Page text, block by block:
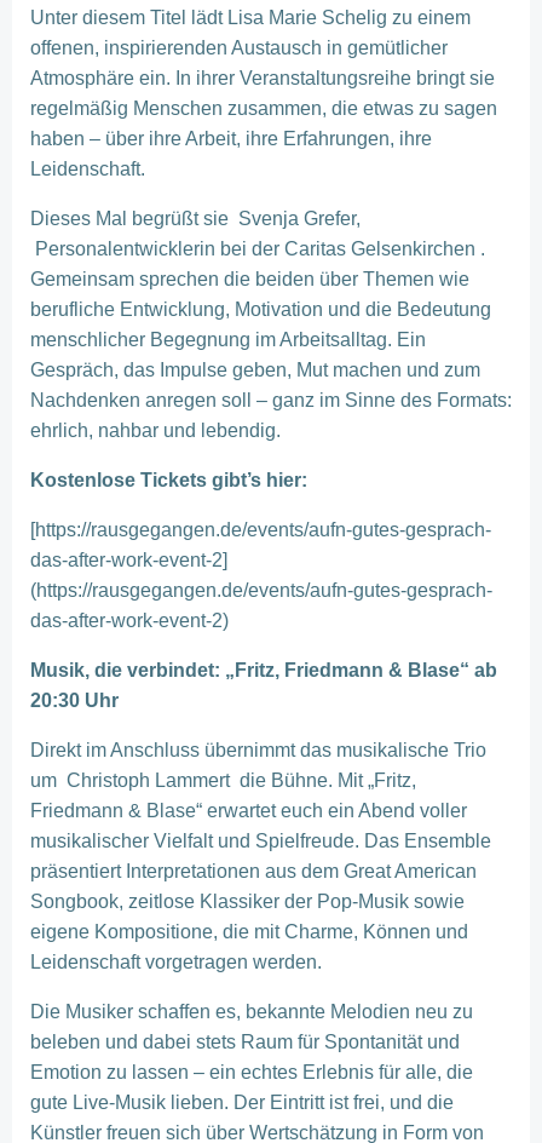
Unter diesem Titel lädt Lisa Marie Schelig zu einem
offenen, inspirierenden Austausch in gemütlicher
Atmosphäre ein. In ihrer Veranstaltungsreihe bringt sie
regelmäßig Menschen zusammen, die etwas zu sagen
haben – über ihre Arbeit, ihre Erfahrungen, ihre
Leidenschaft.
Dieses Mal begrüßt sie Svenja Grefer,
Personalentwicklerin bei der Caritas Gelsenkirchen .
Gemeinsam sprechen die beiden über Themen wie
berufliche Entwicklung, Motivation und die Bedeutung
menschlicher Begegnung im Arbeitsalltag. Ein
Gespräch, das Impulse geben, Mut machen und zum
Nachdenken anregen soll – ganz im Sinne des Formats:
ehrlich, nahbar und lebendig.
Kostenlose Tickets gibt’s hier:
[https://rausgegangen.de/events/aufn-gutes-gesprach-
das-after-work-event-2]
(https://rausgegangen.de/events/aufn-gutes-gesprach-
das-after-work-event-2)
Musik, die verbindet: „Fritz, Friedmann & Blase“ ab
20:30 Uhr
Direkt im Anschluss übernimmt das musikalische Trio
um Christoph Lammert die Bühne. Mit „Fritz,
Friedmann & Blase“ erwartet euch ein Abend voller
musikalischer Vielfalt und Spielfreude. Das Ensemble
präsentiert Interpretationen aus dem Great American
Songbook, zeitlose Klassiker der Pop-Musik sowie
eigene Kompositione, die mit Charme, Können und
Leidenschaft vorgetragen werden.
Die Musiker schaffen es, bekannte Melodien neu zu
beleben und dabei stets Raum für Spontanität und
Emotion zu lassen – ein echtes Erlebnis für alle, die
gute Live-Musik lieben. Der Eintritt ist frei, und die
Künstler freuen sich über Wertschätzung in Form von